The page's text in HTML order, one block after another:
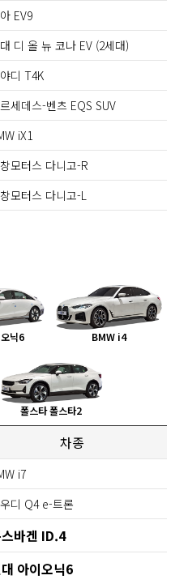
EV9
디 올 뉴 코나 EV (2세대)
디 T4K
세데스-벤츠 EQS SUV
iX1
모터스 다니고-R
모터스 다니고-L
닉6 BMW i4
폴스타 폴스타2
차종
i7
디 Q4 e-트론
바겐 ID.4
아이오닉6